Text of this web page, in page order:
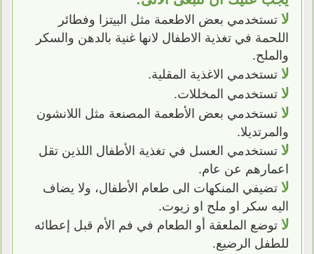
لاتستخدمي بعض الاطعمة مثل البيتزا وفطائر
اللحمة في تغذية الاطفال لانها غنية بالدهن والسكر
والملح.
لاتستخدمي الاغذية المقلية.
لاتستخدمي المخللات.
لاتستخدمي بعض الأطعمة المصنعة مثل اللانشون
والمرتديلا.
لاتستخدمي العسل في تغذية الأطفال اللذين تقل
اعمارهم عن عام.
لاتضيفي المنكهات الى طعام الأطفال، ولا يضاف
اليه سكر او ملح او زيوت.
لاتوضع الملعقة أو الطعام في فم الأم قبل إعطائه
للطفل الرضيع.